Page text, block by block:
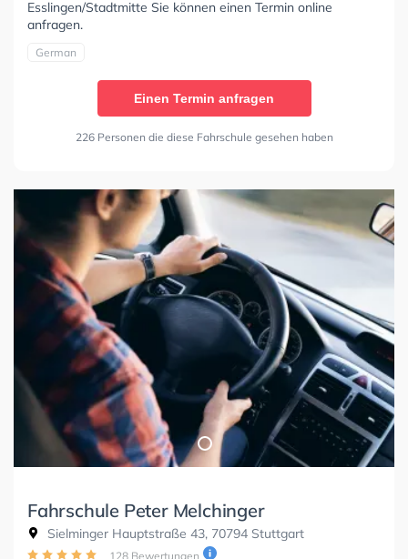
Esslingen/Stadtmitte Sie können einen Termin online
anfragen.
German
Einen Termin anfragen
226 Personen die diese Fahrschule gesehen haben
Fahrschule Peter Melchinger
Sielminger Hauptstraße 43, 70794 Stuttgart
128 Bewertungen